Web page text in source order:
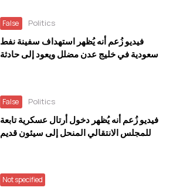
False Politics
فيديو زُعم أنه يُظهر استهداف سفينة نفط
سعودية في خليج عدن مضلل ويعود إلى حادثة
False Politics
فيديو زُعم أنه يُظهر دخول أرتال عسكرية تابعة
للمجلس الانتقالي المنحل إلى سيئون قديم
Not specified